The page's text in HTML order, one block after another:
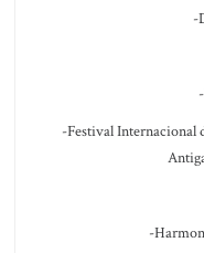
-
-Festival Internacional
-